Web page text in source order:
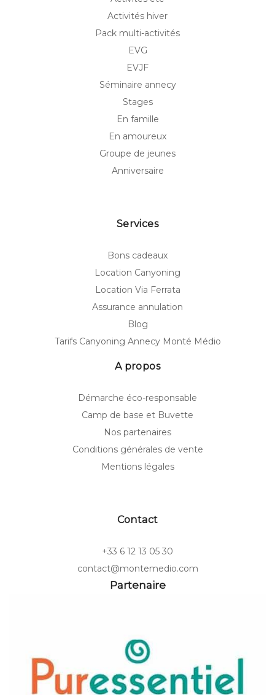
Activités hiver
Pack multi-activités
EVG
EVJF
Séminaire annecy
Stages
En famille
En amoureux
Groupe de jeunes
Anniversaire
Services
Bons cadeaux
Location Canyoning
Location Via Ferrata
Assurance annulation
Blog
Tarifs Canyoning Annecy Monté Médio
A propos
Démarche éco-responsable
Camp de base et Buvette
Nos partenaires
Conditions générales de vente
Mentions légales
Contact
+33 6 12 13 05 30
contact@montemedio.com
Partenaire